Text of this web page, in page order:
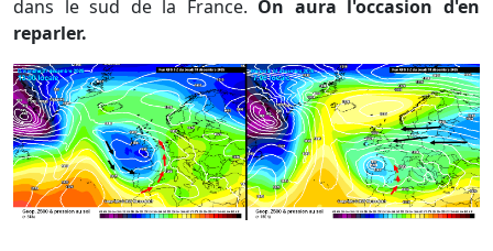
dans le sud de la France. On aura l'occasion d'en
reparler.